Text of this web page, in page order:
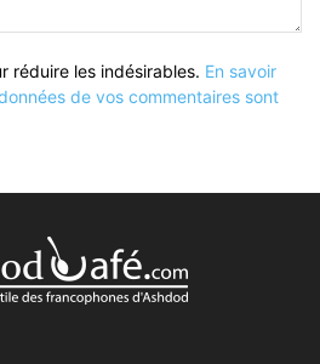
réduire les indésirables. En savoir
de vos commentaires sont